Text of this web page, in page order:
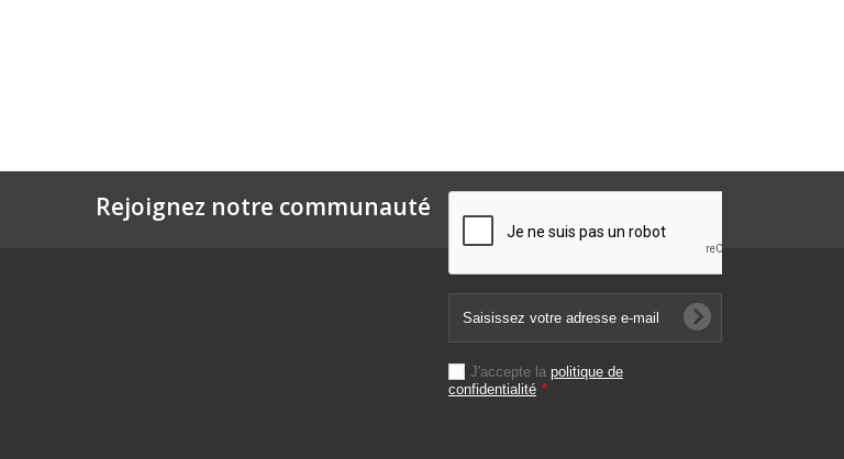
Rejoignez notre communauté
J'accepte la politique de
confidentialité *